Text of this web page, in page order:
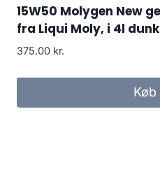
15W50 Molygen New
fra Liqui Moly, i 4l dunk
375.00 kr.